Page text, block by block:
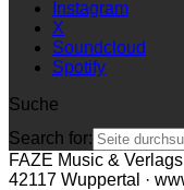
Instagram
X
Soundcloud
Spotify
Suche
Search for:
FAZE Music &
42117 Wuppertal ·